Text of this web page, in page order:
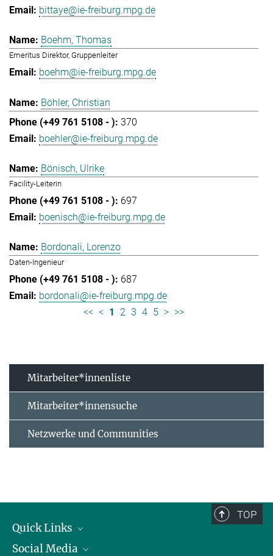
bittaye@ie-freiburg.mpg.de
Boehm, Thomas
Emeritus Direktor, Gruppenleiter
boehm@ie-freiburg.mpg.de
Böhler, Christian
370
boehler@ie-freiburg.mpg.de
Bönisch, Ulrike
Facility-Leiterin
697
boenisch@ie-freiburg.mpg.de
Bordonali, Lorenzo
Daten-Ingenieur
687
bordonali@ie-freiburg.mpg.de
<< < 1 2 3 4 5 > >>
Mitarbeiter*innenliste
Mitarbeiter*innensuche
Netzwerke und Communities
TOP
Quick Links
Forschungsgruppen
Social Media